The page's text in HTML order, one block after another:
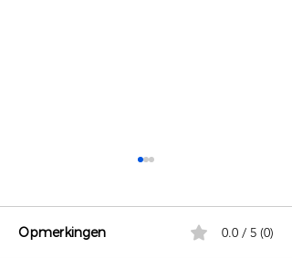
Opmerkingen 0.0 / 5 (0)